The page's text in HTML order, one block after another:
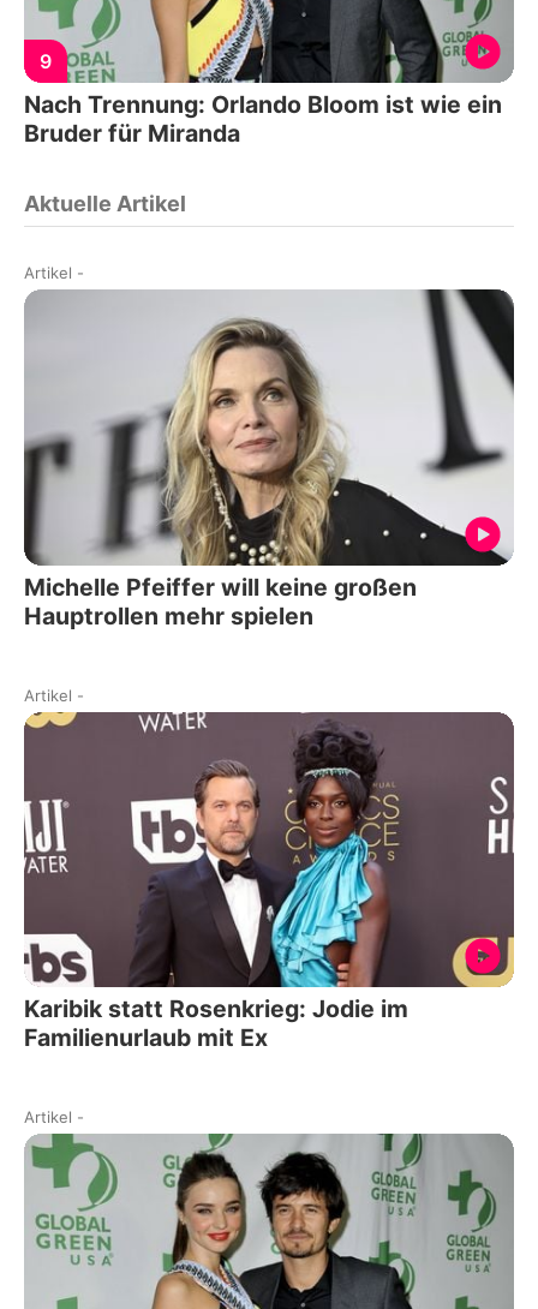
9
Nach Trennung: Orlando Bloom ist wie ein
Bruder für Miranda
Aktuelle Artikel
Artikel -
Michelle Pfeiffer will keine großen
Hauptrollen mehr spielen
Artikel -
Karibik statt Rosenkrieg: Jodie im
Familienurlaub mit Ex
Artikel -